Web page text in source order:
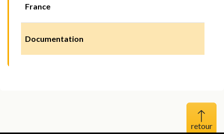
France
Documentation
Haut